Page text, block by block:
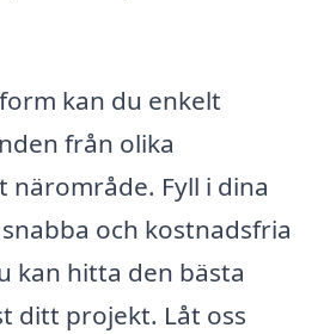
kan du enkelt
från olika
närområde. Fyll i dina
och kostnadsfria
kan hitta den bästa
ditt projekt. Låt oss